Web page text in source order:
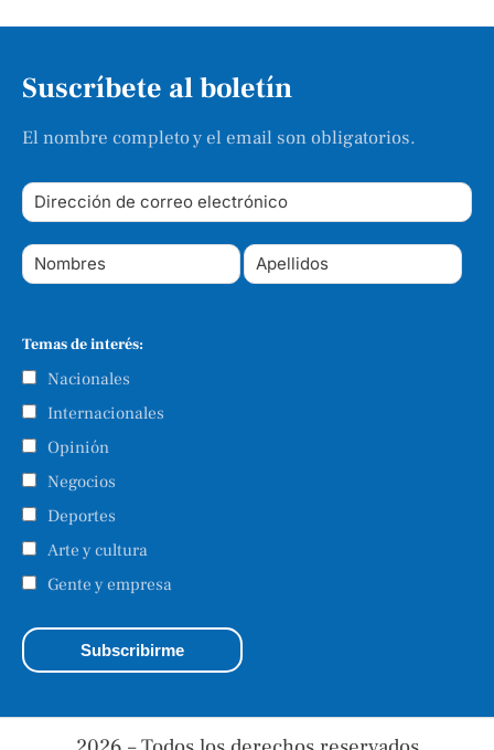
Suscríbete al boletín
El nombre completo y el email son obligatorios.
Temas de interés:
Nacionales
Internacionales
Opinión
Negocios
Deportes
Arte y cultura
Gente y empresa